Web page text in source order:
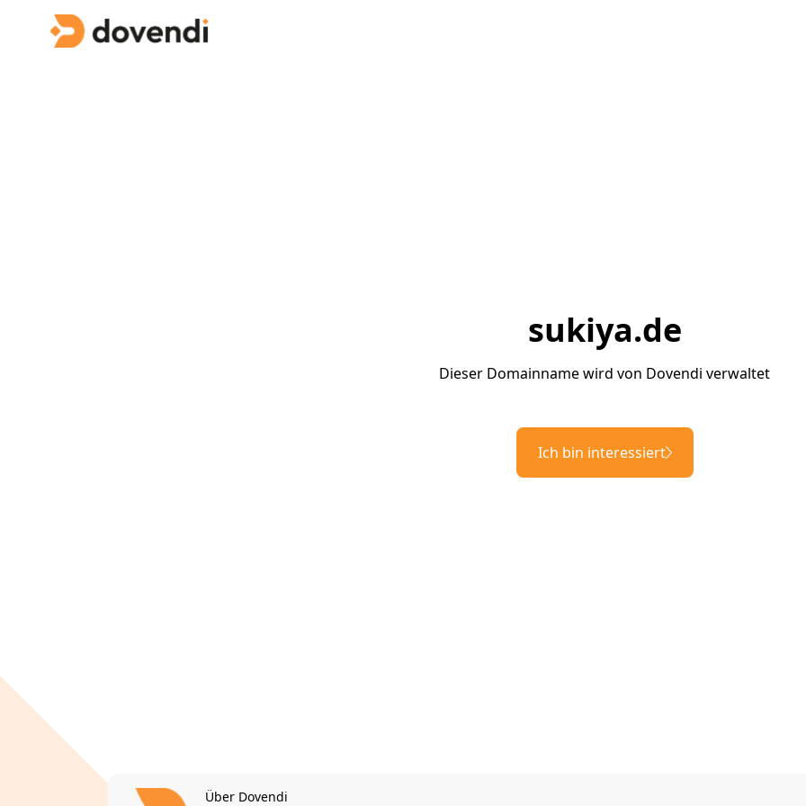
sukiya.de
Dieser Domainname wird von Dovendi verwaltet
Ich bin interessiert
Über Dovendi